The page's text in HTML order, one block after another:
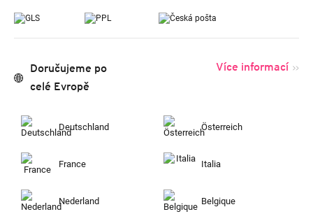
Doručujeme po
celé Evropě
Více informací
Deutschland Österreich
France Italia
Nederland Belgique